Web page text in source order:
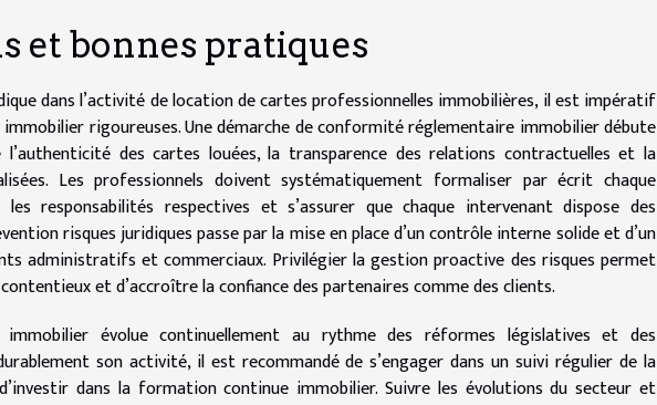
et bonnes pratiques
dans l’activité de location de cartes professionnelles immobilières, il est impératif
rigoureuses. Une démarche de conformité réglementaire immobilier débute
des cartes louées, la transparence des relations contractuelles et la
Les professionnels doivent systématiquement formaliser par écrit chaque
responsabilités respectives et s’assurer que chaque intervenant dispose des
risques juridiques passe par la mise en place d’un contrôle interne solide et d’un
administratifs et commerciaux. Privilégier la gestion proactive des risques permet
et d’accroître la confiance des partenaires comme des clients.
évolue continuellement au rythme des réformes législatives et des
son activité, il est recommandé de s’engager dans un suivi régulier de la
dans la formation continue immobilier. Suivre les évolutions du secteur et